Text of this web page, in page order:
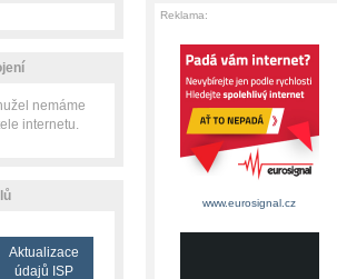
nemáme
internetu.
Aktualizace
údajů ISP
Reklama:
www.eurosignal.cz